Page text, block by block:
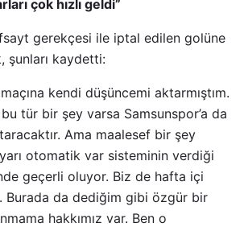
çok hızlı geldi”
gerekçesi ile iptal edilen golüne
şunları kaydetti:
kendi düşüncemi aktarmıştım.
tür bir şey varsa Samsunspor’a da
Ama maalesef bir şey
otomatik var sisteminin verdiği
geçerli oluyor. Biz de hafta içi
Burada da dediğim gibi özgür bir
hakkımız var. Ben o